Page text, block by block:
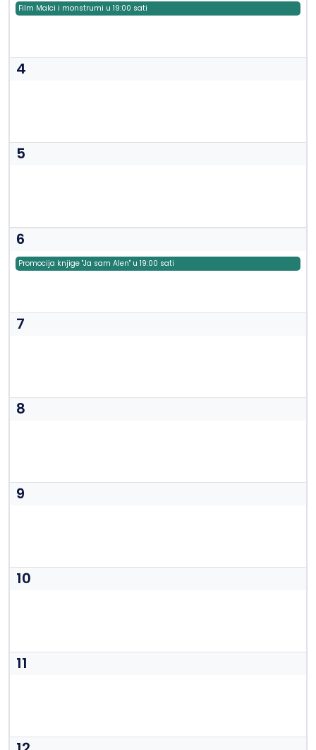
Film Malci i monstrumi u 19:00 sati
4
5
6
Promocija knjige "Ja sam Alen" u 19:00 sati
7
8
9
10
11